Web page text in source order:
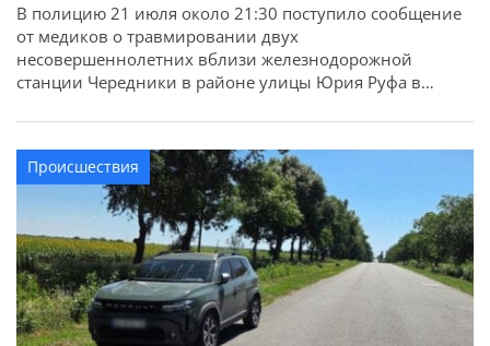
В полицию 21 июля около 21:30 поступило сообщение
от медиков о травмировании двух
несовершеннолетних вблизи железнодорожной
станции Чередники в районе улицы Юрия Руфа в
области. По предварительной информации, компания
подростков 13-14 лет находилась на территории
железнодорожной станции. Два парня в возрасте 13 и
14 лет поднялись на крышу […]
Происшествия